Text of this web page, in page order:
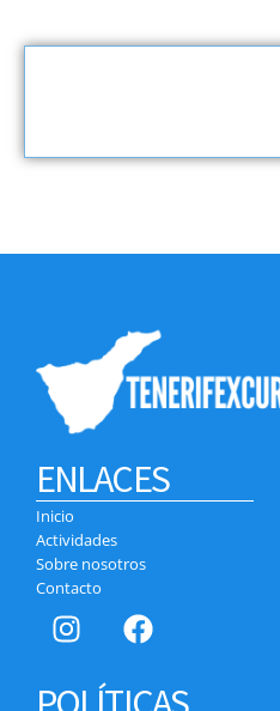
ENLACES
Inicio
Actividades
Sobre nosotros
Contacto